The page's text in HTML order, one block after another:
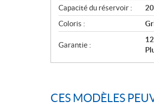
Capacité du réservoir :
Coloris :
Garantie :
CES MODÈLES